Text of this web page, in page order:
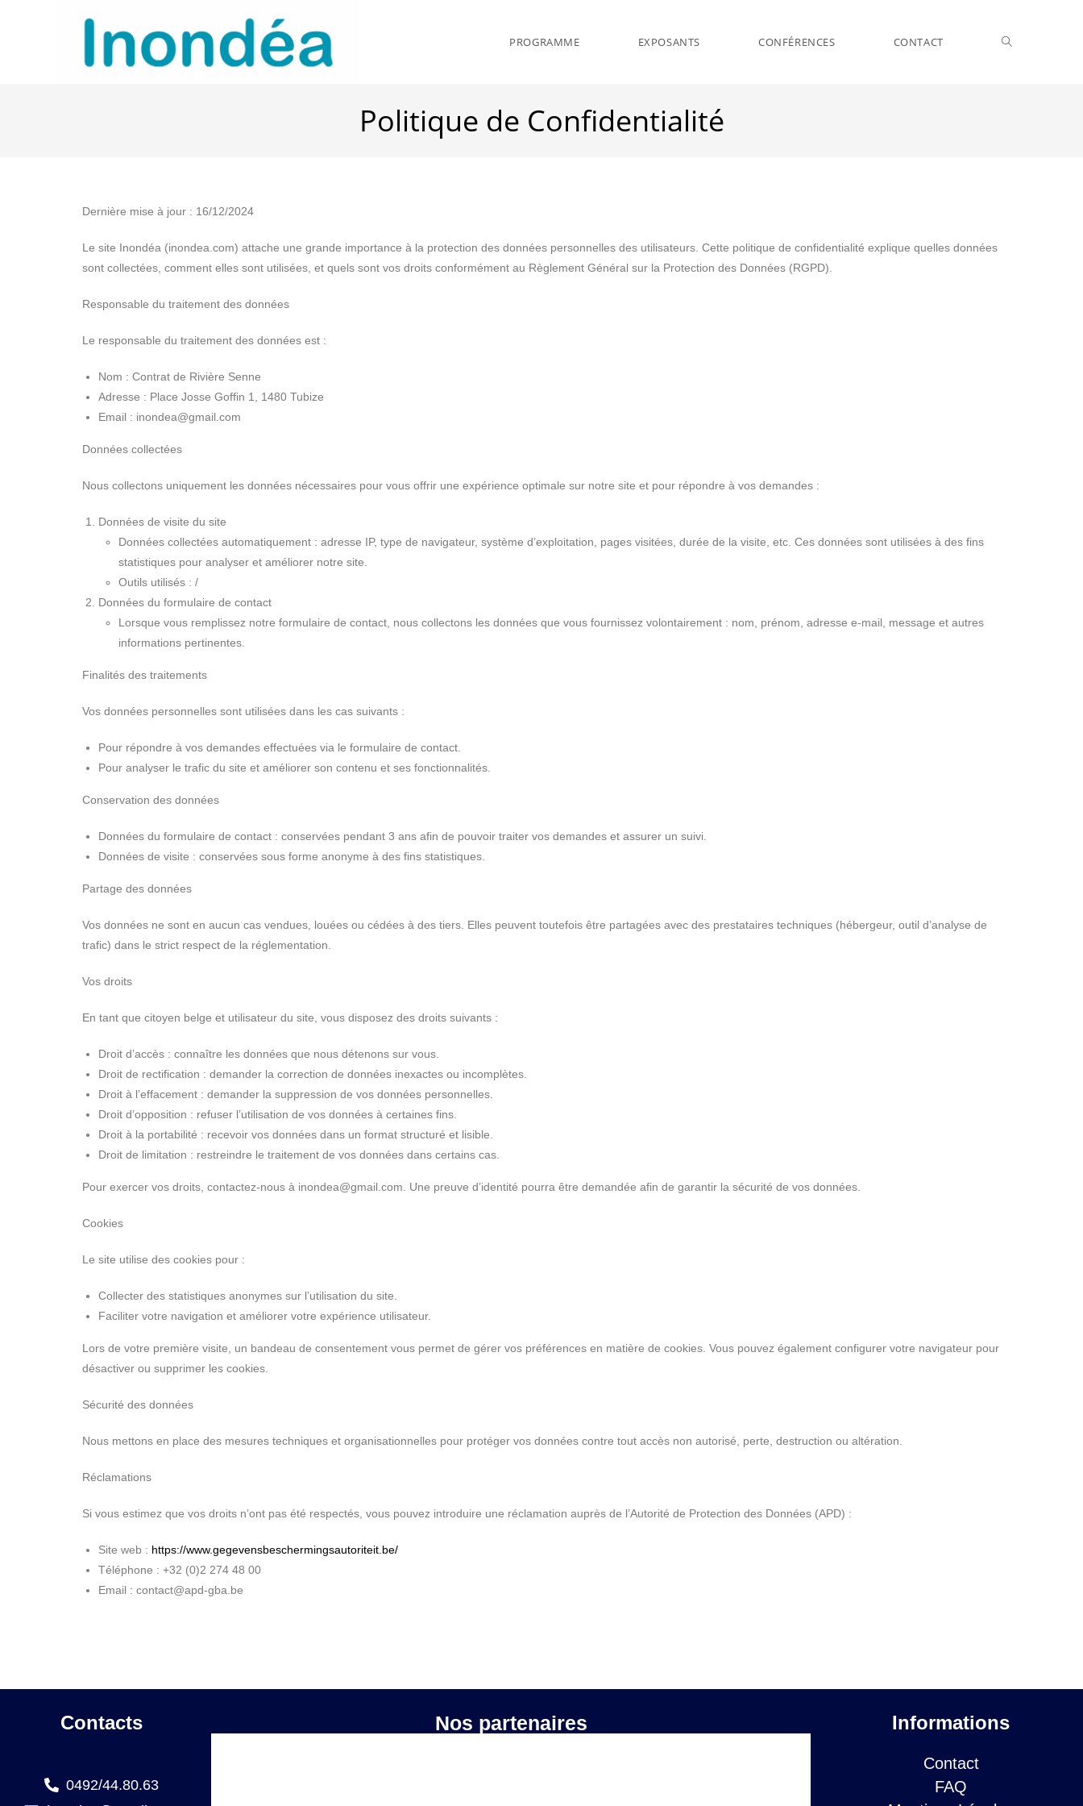
PROGRAMME EXPOSANTS CONFÉRENCES CONTACT
Politique de Confidentialité
Dernière mise à jour : 16/12/2024
Le site Inondéa (inondea.com) attache une grande importance à la protection des données personnelles des utilisateurs. Cette politique de confidentialité explique quelles données
sont collectées, comment elles sont utilisées, et quels sont vos droits conformément au Règlement Général sur la Protection des Données (RGPD).
Responsable du traitement des données
Le responsable du traitement des données est :
Nom : Contrat de Rivière Senne
Adresse : Place Josse Goffin 1, 1480 Tubize
Email : inondea@gmail.com
Données collectées
Nous collectons uniquement les données nécessaires pour vous offrir une expérience optimale sur notre site et pour répondre à vos demandes :
Données de visite du site
Données collectées automatiquement : adresse IP, type de navigateur, système d’exploitation, pages visitées, durée de la visite, etc. Ces données sont utilisées à des fins
statistiques pour analyser et améliorer notre site.
Outils utilisés : /
Données du formulaire de contact
Lorsque vous remplissez notre formulaire de contact, nous collectons les données que vous fournissez volontairement : nom, prénom, adresse e-mail, message et autres
informations pertinentes.
Finalités des traitements
Vos données personnelles sont utilisées dans les cas suivants :
Pour répondre à vos demandes effectuées via le formulaire de contact.
Pour analyser le trafic du site et améliorer son contenu et ses fonctionnalités.
Conservation des données
Données du formulaire de contact : conservées pendant 3 ans afin de pouvoir traiter vos demandes et assurer un suivi.
Données de visite : conservées sous forme anonyme à des fins statistiques.
Partage des données
Vos données ne sont en aucun cas vendues, louées ou cédées à des tiers. Elles peuvent toutefois être partagées avec des prestataires techniques (hébergeur, outil d’analyse de
trafic) dans le strict respect de la réglementation.
Vos droits
En tant que citoyen belge et utilisateur du site, vous disposez des droits suivants :
Droit d’accès : connaître les données que nous détenons sur vous.
Droit de rectification : demander la correction de données inexactes ou incomplètes.
Droit à l’effacement : demander la suppression de vos données personnelles.
Droit d’opposition : refuser l’utilisation de vos données à certaines fins.
Droit à la portabilité : recevoir vos données dans un format structuré et lisible.
Droit de limitation : restreindre le traitement de vos données dans certains cas.
Pour exercer vos droits, contactez-nous à inondea@gmail.com. Une preuve d’identité pourra être demandée afin de garantir la sécurité de vos données.
Cookies
Le site utilise des cookies pour :
Collecter des statistiques anonymes sur l’utilisation du site.
Faciliter votre navigation et améliorer votre expérience utilisateur.
Lors de votre première visite, un bandeau de consentement vous permet de gérer vos préférences en matière de cookies. Vous pouvez également configurer votre navigateur pour
désactiver ou supprimer les cookies.
Sécurité des données
Nous mettons en place des mesures techniques et organisationnelles pour protéger vos données contre tout accès non autorisé, perte, destruction ou altération.
Réclamations
Si vous estimez que vos droits n’ont pas été respectés, vous pouvez introduire une réclamation auprès de l’Autorité de Protection des Données (APD) :
Site web : https://www.gegevensbeschermingsautoriteit.be/
Téléphone : +32 (0)2 274 48 00
Email : contact@apd-gba.be
Contacts
0492/44.80.63
Nos partenaires Informations
Contact
FAQ